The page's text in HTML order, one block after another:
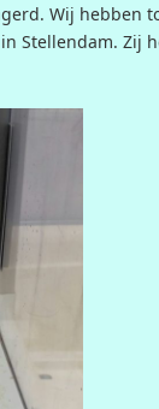
Wij hebben
Stellendam. Zij